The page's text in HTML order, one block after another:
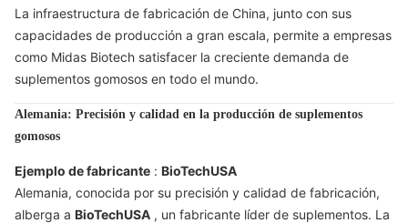
La infraestructura de fabricación de China, junto con sus
capacidades de producción a gran escala, permite a empresas
como Midas Biotech satisfacer la creciente demanda de
suplementos gomosos en todo el mundo.
Alemania: Precisión y calidad en la producción de suplementos
gomosos
Ejemplo de fabricante : BioTechUSA
Alemania, conocida por su precisión y calidad de fabricación,
alberga a BioTechUSA , un fabricante líder de suplementos. La